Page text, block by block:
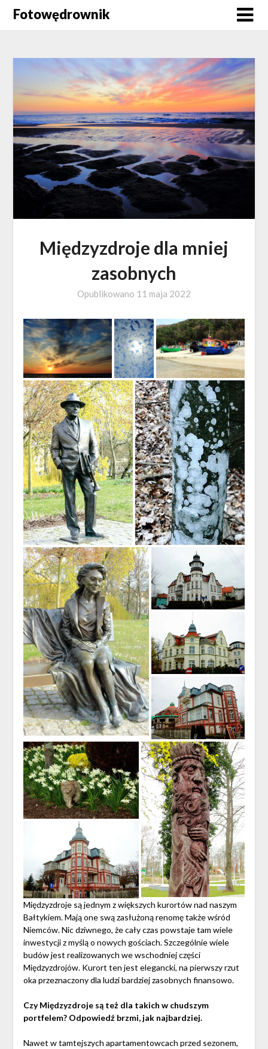
SkipFotowędrownik
Międzyzdroje dla mniej
zasobnych
Opublikowano 11 maja 2022
Międzyzdroje są jednym z większych kurortów nad naszym
Bałtykiem. Mają one swą zasłużoną renomę także wśród
Niemców. Nic dziwnego, że cały czas powstaje tam wiele
inwestycji z myślą o nowych gościach. Szczególnie wiele
budów jest realizowanych we wschodniej części
Międzyzdrojów. Kurort ten jest elegancki, na pierwszy rzut
oka przeznaczony dla ludzi bardziej zasobnych finansowo.
Czy Międzyzdroje są też dla takich w chudszym
portfelem? Odpowiedź brzmi, jak najbardziej.
Nawet w tamtejszych apartamentowcach przed sezonem,